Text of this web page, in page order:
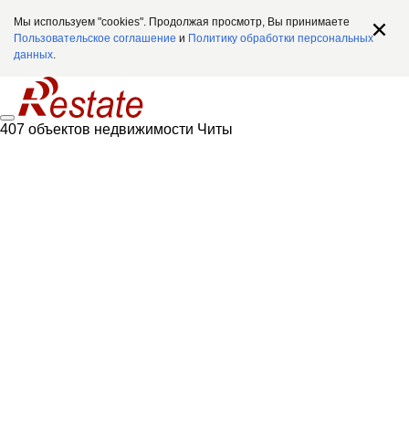
Мы используем "cookies". Продолжая просмотр, Вы принимаете
Пользовательское соглашение и Политику обработки персональных
данных.
407 объектов недвижимости Читы